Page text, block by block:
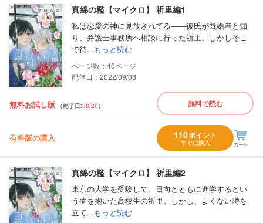
真綿の檻【マイクロ】 祈里編1
私は恋愛の神に見放されてる――彼氏が既婚者と知
り、弁護士事務所へ相談に行った祈里。しかしそこ
で待...もっと読む
40
配信日：2022/09/08
無料お試し版 （終了日:08/20） 無料で読む
有料版の購入 110ポイント
すぐに購入
真綿の檻【マイクロ】 祈里編2
東京の大学を受験して、日向とともに進学するとい
う夢を抱いた高校生の祈里。しかし、よくない噂を
立て...もっと読む